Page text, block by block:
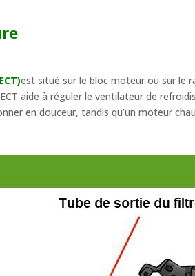
est situé sur le bloc moteur ou sur le
aide à réguler le ventilateur de
en douceur, tandis qu’un moteur